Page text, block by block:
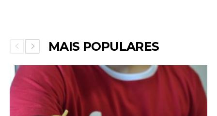
MAIS POPULARES